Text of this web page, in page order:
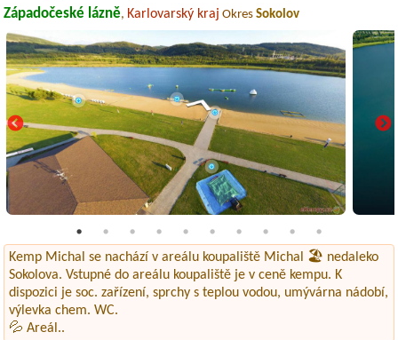
Západočeské lázně, Karlovarský kraj OkresSokolov
Kemp Michal se nachází v areálu koupaliště Michal 🏖️ nedaleko
Sokolova. Vstupné do areálu koupaliště je v ceně kempu. K
dispozici je soc. zařízení, sprchy s teplou vodou, umývárna nádobí,
výlevka chem. WC.
💦 Areál..